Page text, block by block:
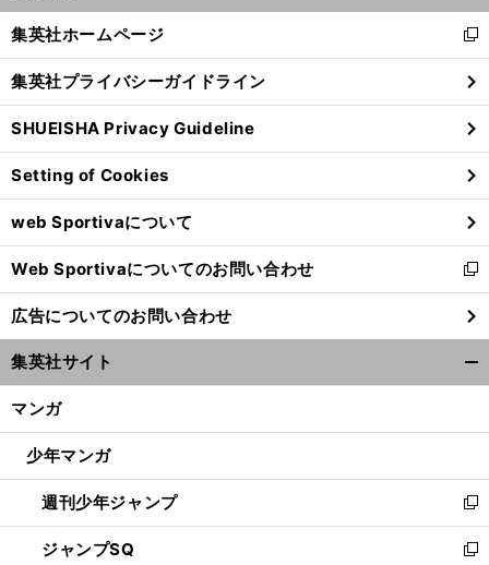
閉
る
集英社ホームページ
新
し
い
ウ
ィ
ン
ド
ウ
で
開
く
集英社プライバシーガイドライン
SHUEISHA Privacy Guideline
Setting of Cookies
web Sportivaについて
Web Sportivaについてのお問い合わせ
新
し
い
ウ
ィ
ン
ウ
開
く
広告についてのお問い合わせ
集英社サイト
マンガ
少年マンガ
週刊少年ジャンプ
新
し
い
ジャンプSQ
新